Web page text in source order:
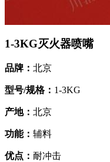
1-3KG灭火器喷嘴
品牌： 北京
型号/规格： 1-3KG
产地： 北京
功能： 辅料
优点： 耐冲击